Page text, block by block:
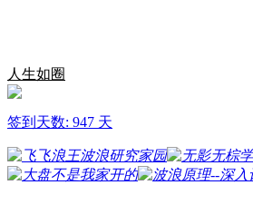
人生如圈
签到天数: 947 天